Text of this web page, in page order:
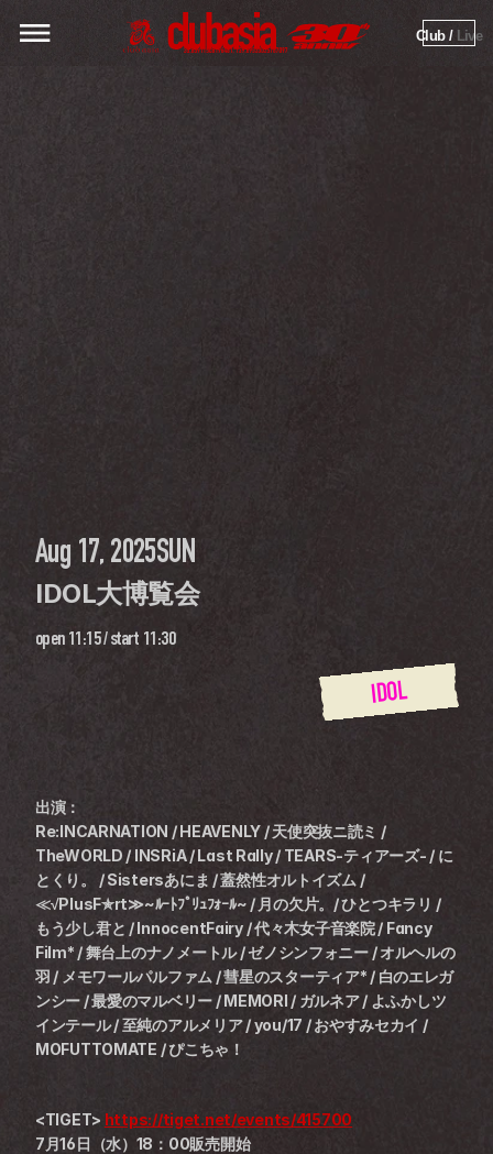
Club / Live
Aug 17, 2025SUN
IDOL大博覧会
open 11:15 / start 11:30
IDOL
出演：
Re:INCARNATION / HEAVENLY / 天使突抜ニ読ミ /
TheWORLD / INSRiA / Last Rally / TEARS-ティアーズ- / に
とくり。 / Sistersあにま / 蓋然性オルトイズム /
≪√PlusF✯rt≫~ﾙｰﾄﾌﾟﾘｭﾌｫｰﾙ~ / 月の欠片。/ ひとつキラリ /
もう少し君と / InnocentFairy / 代々木女子音楽院 / Fancy
Film* / 舞台上のナノメートル / ゼノシンフォニー / オルヘルの
羽 / メモワールパルファム / 彗星のスターティア* / 白のエレガ
ンシー / 最愛のマルベリー / MEMORI / ガルネア / よふかしツ
インテール / 至純のアルメリア / you/17 / おやすみセカイ /
MOFUTTOMATE / ぴこちゃ！
<TIGET> https://tiget.net/events/415700
7月16日（水）18：00販売開始